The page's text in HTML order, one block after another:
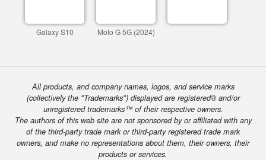
Galaxy S10 Moto G 5G (2024)
All products, and company names, logos, and service marks
(collectively the "Trademarks") displayed are registered® and/or
unregistered trademarks™ of their respective owners.
The authors of this web site are not sponsored by or affiliated with any
of the third-party trade mark or third-party registered trade mark
owners, and make no representations about them, their owners, their
products or services.